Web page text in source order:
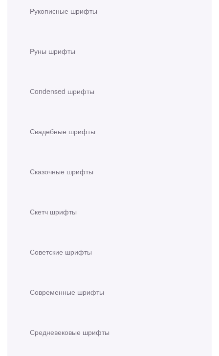
Рукописные шрифты
Руны шрифты
Сondensed шрифты
Свадебные шрифты
Сказочные шрифты
Скетч шрифты
Советские шрифты
Современные шрифты
Средневековые шрифты